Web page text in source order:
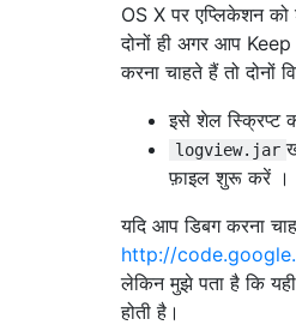
OS X पर एप्लिकेशन
दोनों ही अगर आप
करना चाहते हैं तो दोनों
इसे शेल स्क्रिप्ट
logview.jar
फ़ाइल शुरू करें ।
यदि आप डिबग करना
http://
लेकिन मुझे पता है कि
होती है।